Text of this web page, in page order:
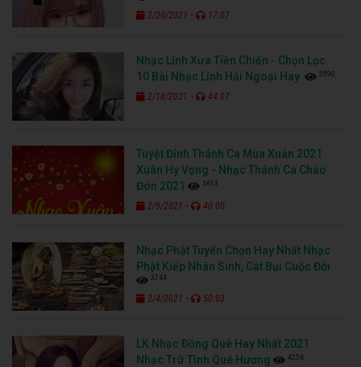
2/20/2021 - 17:07
Nhạc Lính Xưa Tiền Chiến - Chọn Lọc
10 Bài Nhạc Lính Hải Ngoại Hay
5590
2/18/2021 - 44:07
Tuyệt Đỉnh Thánh Ca Mùa Xuân 2021
Xuân Hy Vọng - Nhạc Thánh Ca Chào
Đón 2021
3613
2/9/2021 - 40:00
Nhạc Phật Tuyển Chọn Hay Nhất Nhạc
Phật Kiếp Nhân Sinh, Cát Bụi Cuộc Đời
3744
2/4/2021 - 50:03
LK Nhạc Đồng Quê Hay Nhất 2021
Nhạc Trữ Tình Quê Hương
4256